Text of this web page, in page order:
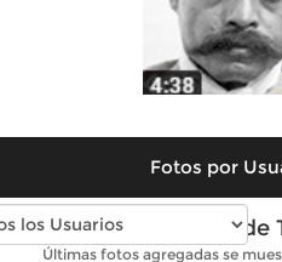
Fotos por
Fotos antiguas de
Últimas fotos agregadas se